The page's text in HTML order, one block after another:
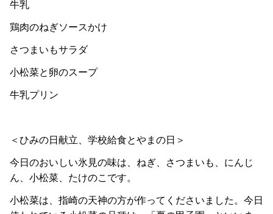
牛乳
鶏肉のねぎソースかけ
さつまいもサラダ
小松菜と卵のスープ
牛乳プリン
＜ひみの日献立、学校給食とやまの日＞
今日のおいしい氷見の味は、ねぎ、さつまいも、にんじ
ん、小松菜、たけのこです。
小松菜は、指崎の天神の方が作ってくださいました。今日